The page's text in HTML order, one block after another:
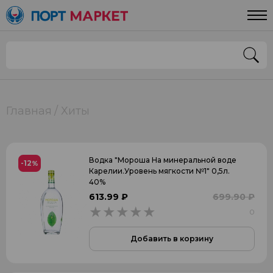
Главная Хиты
-12%
Водка "Мороша На минеральной воде
Карелии.Уровень мягкости №1" 0,5л.
40%
613.99 ₽ 699.90 ₽
0
Добавить в корзину